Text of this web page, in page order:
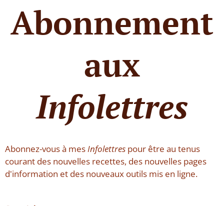
Abonnement
aux
Infolettres
Abonnez-vous à mesInfolettres pour être au tenus
courant des nouvelles recettes, des nouvelles pages
d'information et des nouveaux outils mis en ligne.